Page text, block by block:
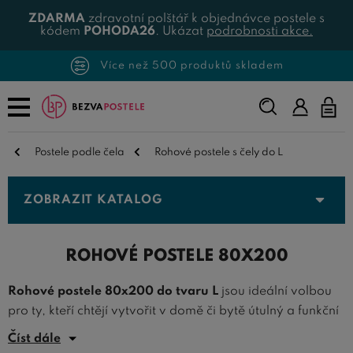
ZDARMA zdravotní polštář k objednávce postele s
kódem POHODA26. Ukázat podrobnosti akce.
Více než 500 produktů skladem
Napište,
co
Postele podle čela Rohové postele s čely do L
ZOBRAZIT KATALOG
ROHOVÉ POSTELE 80X200
Rohové postele 80x200 do tvaru L jsou ideální volbou
pro ty, kteří chtějí vytvořit v domě či bytě útulný a funkční
prostor. Tato kategorie
Číst dále